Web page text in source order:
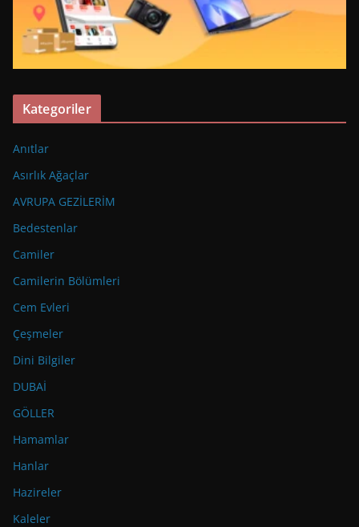
Kategoriler
Anıtlar
Asırlık Ağaçlar
AVRUPA GEZİLERİM
Bedestenlar
Camiler
Camilerin Bölümleri
Cem Evleri
Çeşmeler
Dini Bilgiler
DUBAİ
GÖLLER
Hamamlar
Hanlar
Hazireler
Kaleler